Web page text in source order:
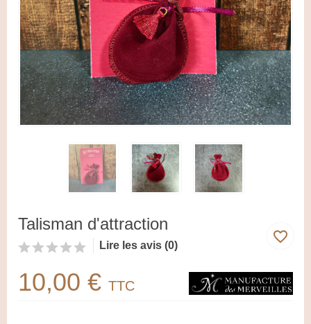
Talisman d'attraction
favorite_border
Lire les avis (0)
10,00 € TTC